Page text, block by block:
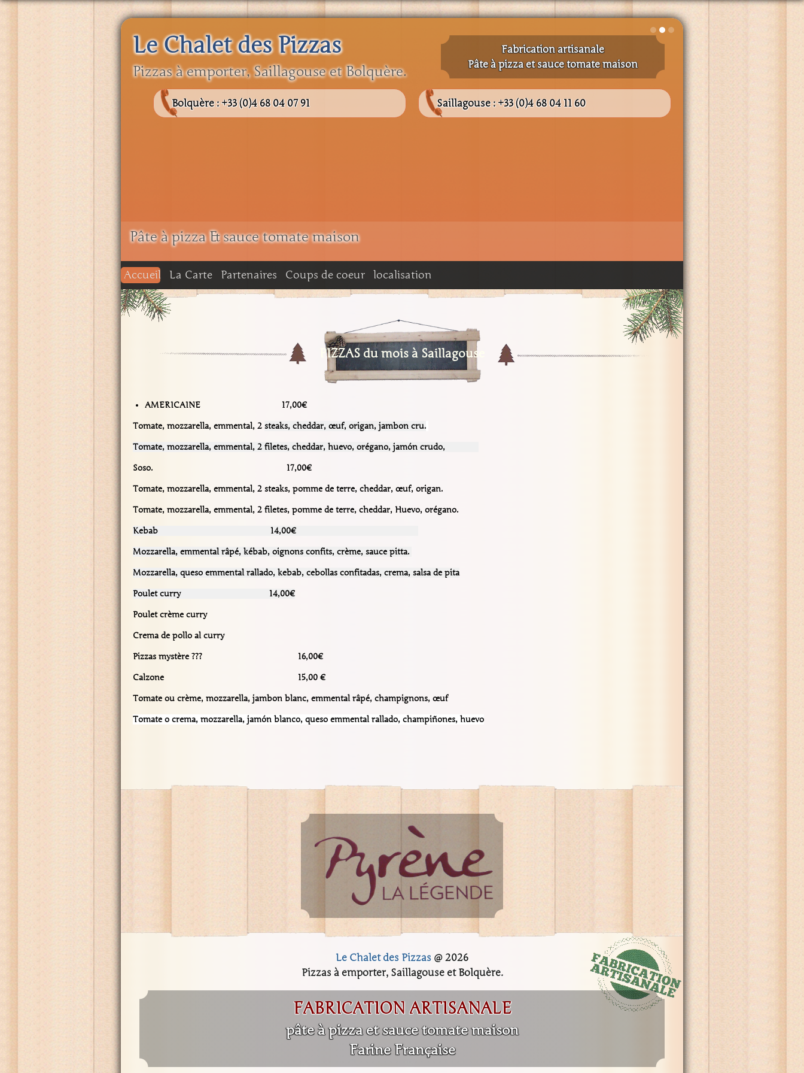
Pâte à pizza & sauce tomate maison
Le Chalet des Pizzas
Pizzas à emporter, Saillagouse et Bolquère.
Fabrication artisanale
Pâte à pizza et sauce tomate maison
Saillagouse :+33 (0)4 68 04 11 60
Bolquère :+33 (0)4 68 04 07 91
Accueil
La Carte
PIZZAS du mois à Saillagouse
NOS PIZZAS EMPORTER
PIZZA DU MOIS A BOLQUERE
Partenaires
Moutarderie Pyrène
Coups de coeur
Fromagerie du Rialet
localisation
PIZZAS du mois à Saillagouse
AMERICAINE 17,00€
Tomate, mozzarella, emmental, 2 steaks, cheddar, œuf, origan, jambon cru.
Tomate, mozzarella, emmental, 2 filetes, cheddar, huevo, orégano, jamón crudo,
Soso. 17,00€
Tomate, mozzarella, emmental, 2 steaks, pomme de terre, cheddar, œuf, origan.
Tomate, mozzarella, emmental, 2 filetes, pomme de terre, cheddar, Huevo, orégano.
Kebab 14,00€
Mozzarella, emmentalrâpé, kébab, oignons confits, crème, sauce pitta.
Mozzarella, queso emmental rallado, kebab, cebollas confitadas, crema, salsa de pita
Poulet curry 14,00€
Poulet crème curry
Crema de pollo al curry
Pizzas mystère ??? 16,00€
Calzone 15,00 €
Tomate ou crème, mozzarella, jambon blanc, emmental râpé, champignons, œuf
Tomate o crema, mozzarella, jamón blanco, queso emmental rallado, champiñones, huevo
Le Chalet des Pizzas @ 2026
Pizzas à emporter, Saillagouse et Bolquère.
FABRICATION ARTISANALE
pâte à pizza et sauce tomate maison
Farine Française